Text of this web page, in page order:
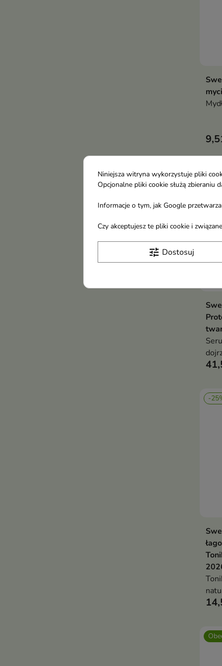
-
-
Niniejsza witryna wykorzystuje pliki
Opcjonalne pliki cookie służą
Informacje o tym, jak Google
Czy akceptujesz te pliki cookie i
tune Dostosuj